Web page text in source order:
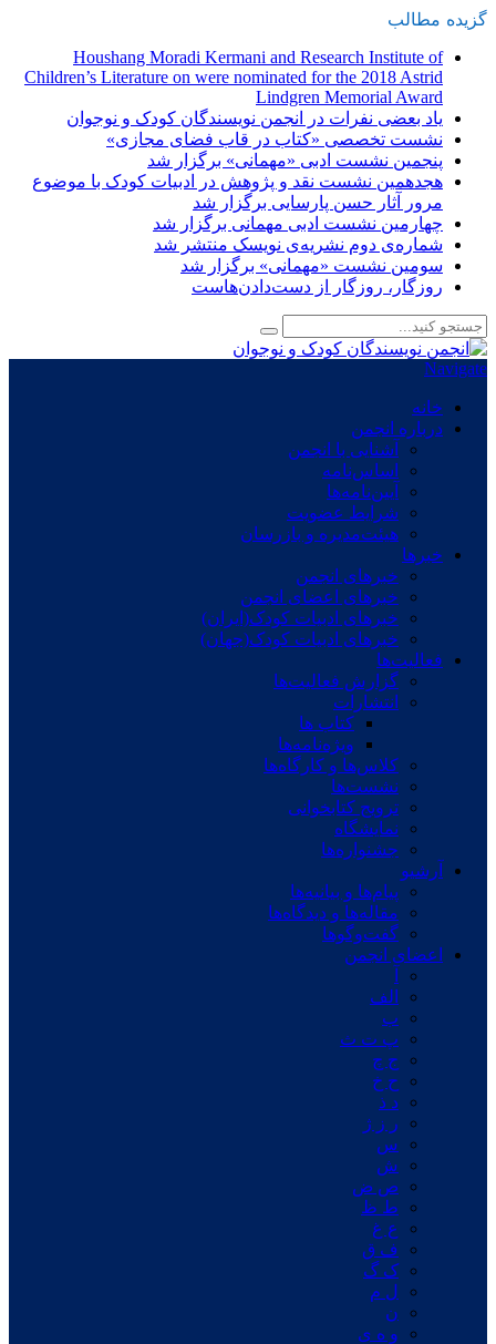
گزیده مطالب
Houshang Moradi Kermani and Research Institute of
Children’s Literature on were nominated for the 2018 Astrid
Lindgren Memorial Award
یاد بعضی نفرات در انجمن نویسندگان کودک و نوجوان
نشست تخصصی «کتاب در قاب فضای مجازی»
پنجمین نشست ادبی «مهمانی» برگزار شد
هجدهمین نشست نقد و پژوهش در ادبیات کودک با موضوع
مرور آثار حسن پارسایی برگزار شد
چهارمین نشست ادبی مهمانی برگزار شد
شماره‌ی دوم نشریه‌ی نویسک منتشر شد
سومین نشست «مهمانی» برگزار شد
روزگار، روزگار از دست‌دادن‌هاست
Navigate
خانه
درباره انجمن
آشنایی با انجمن
اساس‌نامه
آیین‌نامه‌ها
شرایط عضویت
هیئت‌مدیره و بازرسان
خبرها
خبرهای انجمن
خبرهای اعضای انجمن
خبرهای ادبیات کودک(ایران)
خبرهای ادبیات کودک(جهان)
فعالیت‌ها
گزارش فعالیت‌ها
انتشارات
کتاب ها
ویژه‌نامه‌ها
کلاس‌ها و کارگاه‌ها
نشست‌ها
ترویج کتابخوانی
نمایشگاه
جشنواره‌ها
آرشیو
پیام‌ها و بیانیه‌ها
مقاله‌ها و دیدگاه‌ها
گفت‌وگوها
اعضای انجمن
الف
ب
پ ت ث
ج چ
ح خ
د ذ
ر ز ژ
س
ش
ص ض
ط ظ
ع غ
ف ق
ک گ
ل م
ن
و ه ی